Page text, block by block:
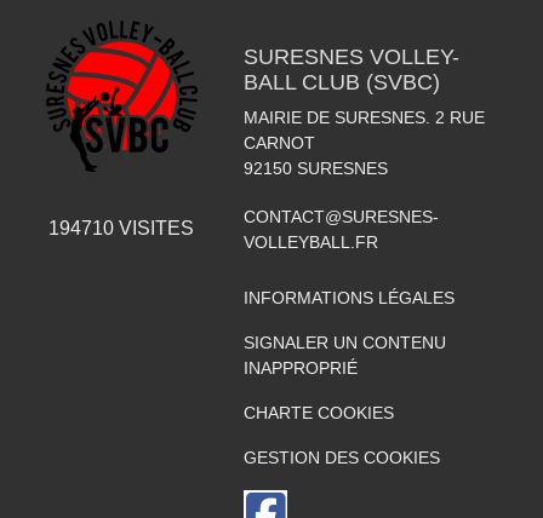
194710 VISITES
SURESNES VOLLEY-
BALL CLUB (SVBC)
MAIRIE DE SURESNES. 2 RUE
CARNOT
92150 SURESNES
CONTACT@SURESNES-
VOLLEYBALL.FR
INFORMATIONS LÉGALES
SIGNALER UN CONTENU
INAPPROPRIÉ
CHARTE COOKIES
GESTION DES COOKIES